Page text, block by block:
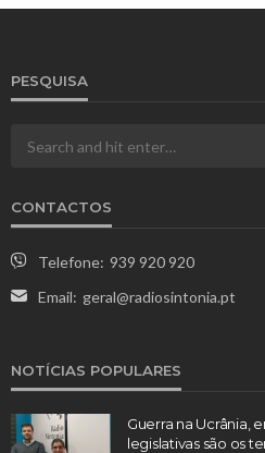
PESQUISA
CONTACTOS
Telefone: 939 920 920
Email: geral@radiosintonia.pt
NOTÍCIAS POPULARES
Guerra na Ucrânia,
legislativas são os